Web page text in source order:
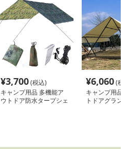
¥3,700(税込)
キャンプ用品 多機能ア
ウトドア防水タープシェ
¥6,060(税
キャンプ用品
トドアグラン